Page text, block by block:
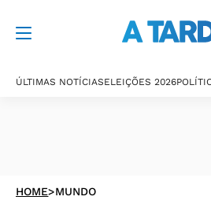
ÚLTIMAS NOTÍCIASELEIÇÕES 2026
HOME>MUNDO